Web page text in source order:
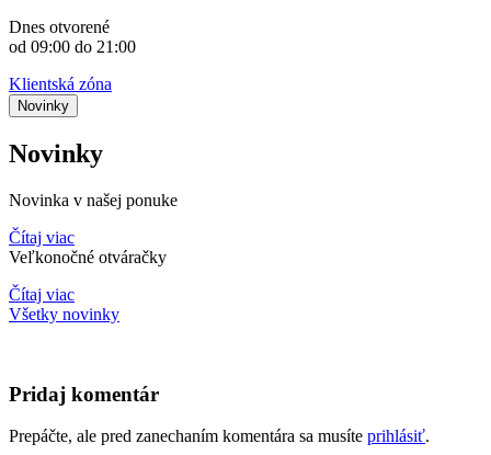
Dnes otvorené
od 09:00 do 21:00
Klientská zóna
Novinky
Novinky
Novinka v našej ponuke
Čítaj viac
Veľkonočné otváračky
Čítaj viac
Všetky novinky
Pridaj komentár
Prepáčte, ale pred zanechaním komentára sa musíte prihlásiť.